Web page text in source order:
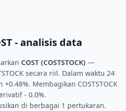
- analisis data
COST (COSTSTOCK) —
secara riil. Dalam waktu 24
Membagikan COSTSTOCK
- 0.0%.
di berbagai 1 pertukaran.